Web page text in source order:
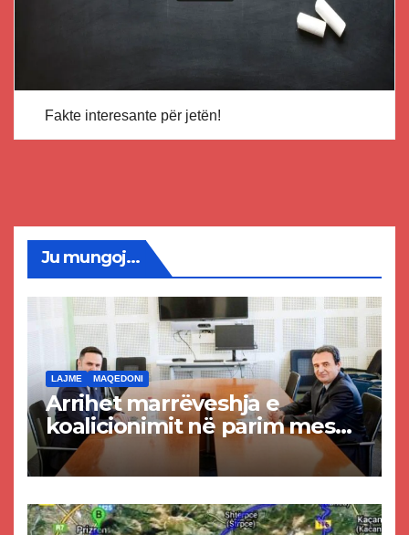
Fakte interesante për jetën!
Ju mungoj...
LAJME MAQEDONI
Arrihet marrëveshja e
koalicionimit në parim mes
Kurtit dhe Abdixhikut